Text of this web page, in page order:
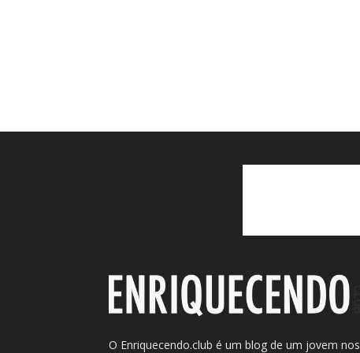
O Enriquecendo.club é um blog de um jovem nos